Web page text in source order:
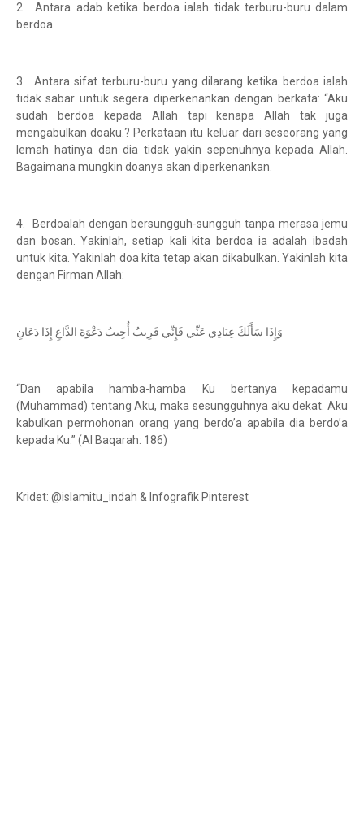
2. Antara adab ketika berdoa ialah tidak terburu-buru dalam
berdoa.
3. Antara sifat terburu-buru yang dilarang ketika berdoa ialah
tidak sabar untuk segera diperkenankan dengan berkata: “Aku
sudah berdoa kepada Allah tapi kenapa Allah tak juga
mengabulkan doaku.? Perkataan itu keluar dari seseorang yang
lemah hatinya dan dia tidak yakin sepenuhnya kepada Allah.
Bagaimana mungkin doanya akan diperkenankan.
4. Berdoalah dengan bersungguh-sungguh tanpa merasa jemu
dan bosan. Yakinlah, setiap kali kita berdoa ia adalah ibadah
untuk kita. Yakinlah doa kita tetap akan dikabulkan. Yakinlah kita
dengan Firman Allah:
وَإِذَا سَأَلَكَ عِبَادِي عَنِّي فَإِنِّي قَرِيبٌ أُجِيبُ دَعْوَةَ الدَّاعِ إِذَا دَعَانِ
“Dan apabila hamba-hamba Ku bertanya kepadamu
(Muhammad) tentang Aku, maka sesungguhnya aku dekat. Aku
kabulkan permohonan orang yang berdo’a apabila dia berdo’a
kepada Ku.” (Al Baqarah: 186)
Kridet: @islamitu_indah & Infografik Pinterest